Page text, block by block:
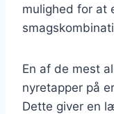
mulighed for at
En af de mest
nyretapper på
Dette giver en